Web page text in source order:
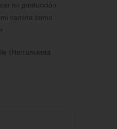
mi producción
carrera como
(Herramienta